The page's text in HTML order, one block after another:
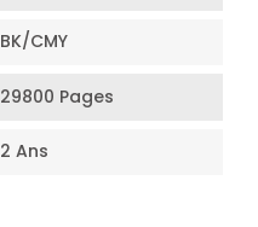
BK/CMY
29800 Pages
2 Ans